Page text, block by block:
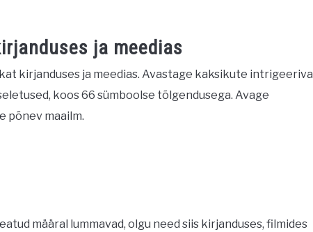
ja meedias
kirjanduses ja meedias. Avastage kaksikute intrigeeriva
koos 66 sümboolse tõlgendusega. Avage
põnev maailm.
määral lummavad, olgu need siis kirjanduses, filmides